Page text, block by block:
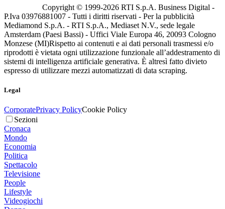
Copyright © 1999-2026 RTI S.p.A. Business Digital -
P.Iva 03976881007 - Tutti i diritti riservati - Per la pubblicità
Mediamond S.p.A. - RTI S.p.A., Mediaset N.V., sede legale
Amsterdam (Paesi Bassi) - Uffici Viale Europa 46, 20093 Cologno
Monzese (MI)Rispetto ai contenuti e ai dati personali trasmessi e/o
riprodotti è vietata ogni utilizzazione funzionale all’addestramento di
sistemi di intelligenza artificiale generativa. È altresì fatto divieto
espresso di utilizzare mezzi automatizzati di data scraping.
Legal
CorporatePrivacy PolicyCookie Policy
Sezioni
Cronaca
Mondo
Economia
Politica
Spettacolo
Televisione
People
Lifestyle
Videogiochi